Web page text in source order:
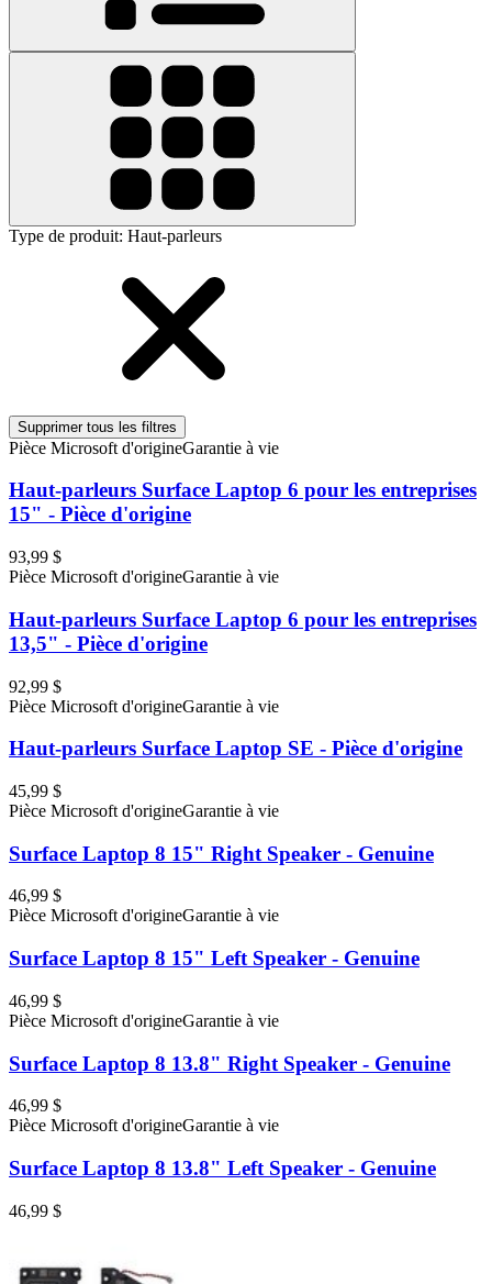
Type de produit: Haut-parleurs
Supprimer tous les filtres
Pièce Microsoft d'origineGarantie à vie
Haut-parleurs Surface Laptop 6 pour les entreprises
15" - Pièce d'origine
93,99 $
Pièce Microsoft d'origineGarantie à vie
Haut-parleurs Surface Laptop 6 pour les entreprises
13,5" - Pièce d'origine
92,99 $
Pièce Microsoft d'origineGarantie à vie
Haut-parleurs Surface Laptop SE - Pièce d'origine
45,99 $
Pièce Microsoft d'origineGarantie à vie
Surface Laptop 8 15" Right Speaker - Genuine
46,99 $
Pièce Microsoft d'origineGarantie à vie
Surface Laptop 8 15" Left Speaker - Genuine
46,99 $
Pièce Microsoft d'origineGarantie à vie
Surface Laptop 8 13.8" Right Speaker - Genuine
46,99 $
Pièce Microsoft d'origineGarantie à vie
Surface Laptop 8 13.8" Left Speaker - Genuine
46,99 $